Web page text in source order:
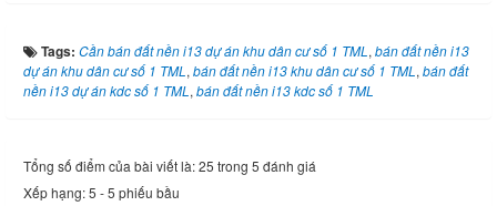
Tags: Cần bán đất nền i13 dự án khu dân cư số 1 TML , bán đất nền i13
dự án khu dân cư số 1 TML , bán đất nền i13 khu dân cư số 1 TML , bán đất
nền i13 dự án kdc số 1 TML , bán đất nền i13 kdc số 1 TML
Tổng số điểm của bài viết là: 25 trong 5 đánh giá
Xếp hạng:5 -5 phiếu bầu